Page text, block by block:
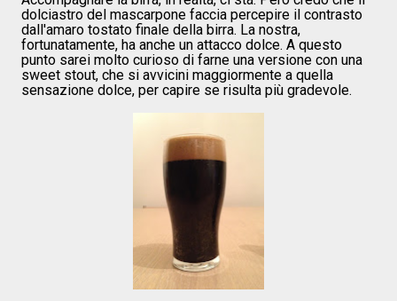
dolciastro del mascarpone faccia percepire il contrasto
dall'amaro tostato finale della birra. La nostra,
fortunatamente, ha anche un attacco dolce. A questo
punto sarei molto curioso di farne una versione con una
sweet stout, che si avvicini maggiormente a quella
sensazione dolce, per capire se risulta più gradevole.